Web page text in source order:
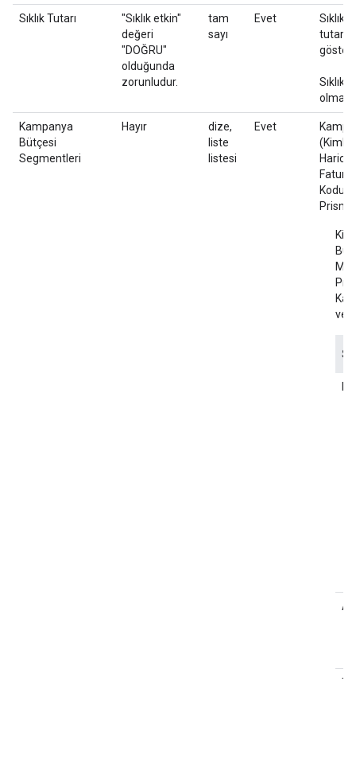
Sıklık Tutarı
"Sıklık etkin"
değeri
"DOĞRU"
olduğunda
zorunludur.
tam
sayı
Evet
Sıklık
tutar.
Sıklık
Kampanya
Bütçesi
Segmentleri
Hayır
dize,
liste
listesi
Evet
Harici
Kodu;
Ad